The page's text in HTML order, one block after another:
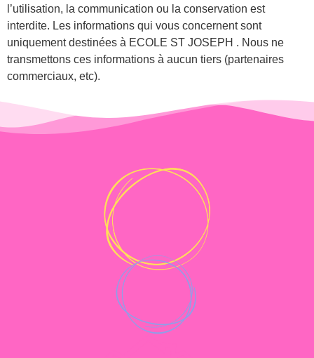
l’utilisation, la communication ou la conservation est
interdite. Les informations qui vous concernent sont
uniquement destinées à ECOLE ST JOSEPH . Nous ne
transmettons ces informations à aucun tiers (partenaires
commerciaux, etc).